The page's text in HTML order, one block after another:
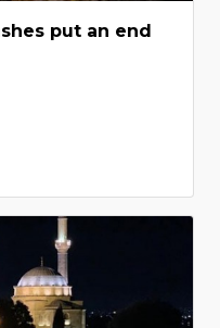
put an end